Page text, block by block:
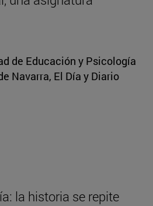
de Educación y Psicología
Navarra, El Día y Diario
la historia se repite